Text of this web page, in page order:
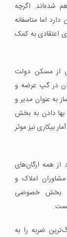
شده‌اند. اگرچه
اما متاسفانه
اعتقادی به کمک
از مسکن دولت
در گپ عرضه و
عنوان مدیر و
دادن به بخش
بیکاری نیز موثر
همه ارگان‌های
املاک و
بخش خصوصی
ضربه را به